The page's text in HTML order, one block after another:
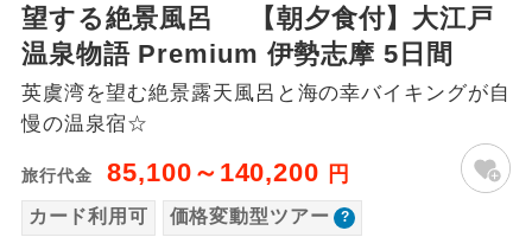
望する絶景風呂 【朝夕食付】大江戸
温泉物語 Premium 伊勢志摩 5日間
英虞湾を望む絶景露天風呂と海の幸バイキングが自
慢の温泉宿☆
旅行代金 85,100～140,200 円
カード利用可 価格変動型ツアー
バスガイド乗
務
バスガイドが乗務し、車内での観光案内
があります。
新コース
世界遺産
ユネスコに登録されている文化遺産や自
然遺産を訪ねるコースです。
よって料金が変動いたします。
以下の注意事項をあらかじめご了承いただき
ますようお願いいたします。
お支払いについて
お支払いは、クレジットカード決済のみとな